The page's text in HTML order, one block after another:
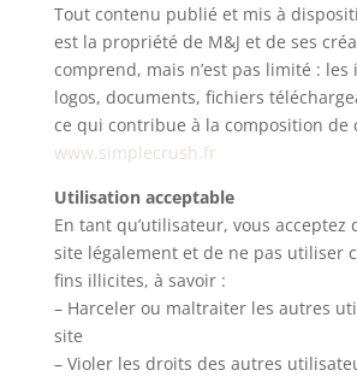
Tout contenu publié et mis à
est la propriété de M&J et de ses
comprend, mais n’est pas limité : les
logos, documents, fichiers
ce qui contribue à la composition de
www.simplecrush.fr
Utilisation acceptable
En tant qu’utilisateur, vous acceptez
site légalement et de ne pas utiliser
fins illicites, à savoir :
– Harceler ou maltraiter les autres
site
– Violer les droits des autres